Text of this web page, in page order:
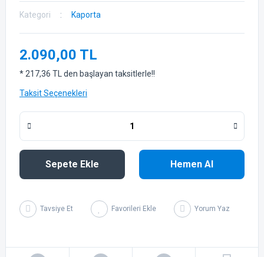
Kategori Kaporta
2.090,00 TL
* 217,36 TL den başlayan taksitlerle!!
Taksit Seçenekleri
Sepete Ekle Hemen Al
Tavsiye Et Yorum Yaz